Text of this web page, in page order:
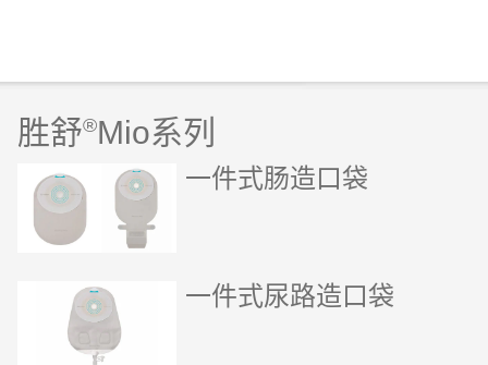
胜舒®Mio系列
一件式肠造口袋
一件式尿路造口袋